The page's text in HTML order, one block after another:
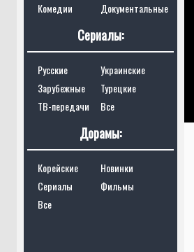
Комедии
Документальные
Сериалы:
Русские
Украинские
Зарубежные
Турецкие
ТВ-передачи
Все
Дорамы:
Корейские
Новинки
Сериалы
Фильмы
Все